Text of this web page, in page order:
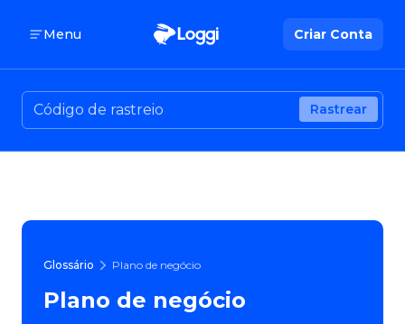
Menu Criar Conta
Rastrear
Glossário Plano de negócio
Plano de negócio